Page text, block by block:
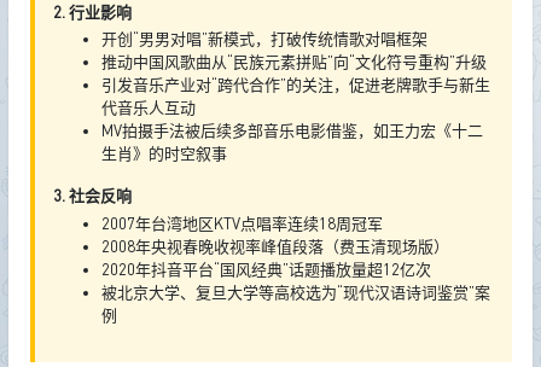
2. 行业影响
开创“男男对唱”新模式，打破传统情歌对唱框架
推动中国风歌曲从“民族元素拼贴”向“文化符号重构”升级
引发音乐产业对“跨代合作”的关注，促进老牌歌手与新生
代音乐人互动
MV拍摄手法被后续多部音乐电影借鉴，如王力宏《十二
生肖》的时空叙事
3. 社会反响
2007年台湾地区KTV点唱率连续18周冠军
2008年央视春晚收视率峰值段落（费玉清现场版）
2020年抖音平台“国风经典”话题播放量超12亿次
被北京大学、复旦大学等高校选为“现代汉语诗词鉴赏”案
例